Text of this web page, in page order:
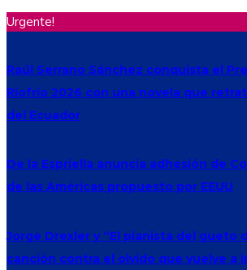
Urgente!
Raúl Serrano Sánchez conquista el
Riofrío 2026 con una novela que
del Ecuador
De la Espriella anuncia adhesión de
de las Américas propuesto por EEUU
Jorge Drexler y “El pianista del gueto
canción contra el olvido que vuelve a